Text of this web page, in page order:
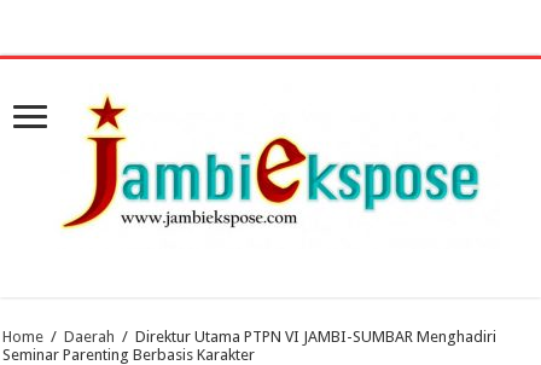
Home / Daerah / Direktur Utama PTPN VI JAMBI-SUMBAR Menghadiri
Seminar Parenting Berbasis Karakter